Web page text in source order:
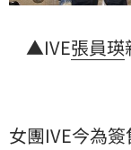
▲IVE張員瑛
女團IVE今為